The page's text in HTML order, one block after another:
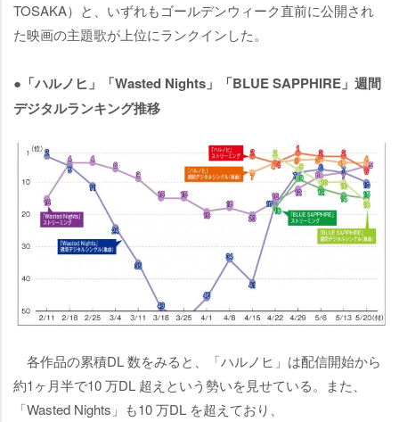
TOSAKA）と、いずれもゴールデンウィーク直前に公開され
た映画の主題歌が上位にランクインした。
●「ハルノヒ」「Wasted Nights」「BLUE SAPPHIRE」週間
デジタルランキング推移
各作品の累積DL 数をみると、「ハルノヒ」は配信開始から
約1ヶ月半で10 万DL 超えという勢いを見せている。また、
「Wasted Nights」も10 万DL を超えており、